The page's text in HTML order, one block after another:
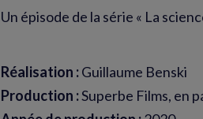
Un épisode de la série « La
Réalisation :Guillaume Benski
Production :Superbe Films, en